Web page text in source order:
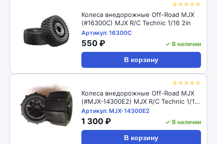
☆☆☆☆☆
Колеса внедорожные Off-Road MJX
(#16300C) MJX R/C Technic 1/16 2in
Артикул: 16300C
550 ₽ ✓ В наличии
В корзину
☆☆☆☆☆
Колеса внедорожные Off-Road MJX
(#MJX-14300E2) MJX R/C Technic 1/14
4in
Артикул: MJX-14300E2
1 300 ₽ ✓ В наличии
В корзину